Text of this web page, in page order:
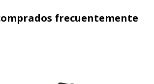
frecuentemente